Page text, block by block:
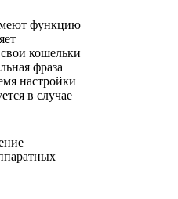
функцию
кошельки
фраза
настройки
в случае